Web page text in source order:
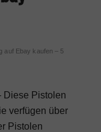
auf Ebay kaufen – 5
Diese Pistolen
verfügen über
Pistolen